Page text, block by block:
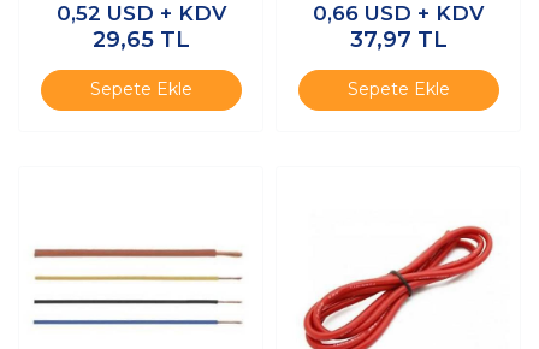
0,52 USD + KDV
29,65 TL
Sepete Ekle
0,66 USD + KDV
37,97 TL
Sepete Ekle